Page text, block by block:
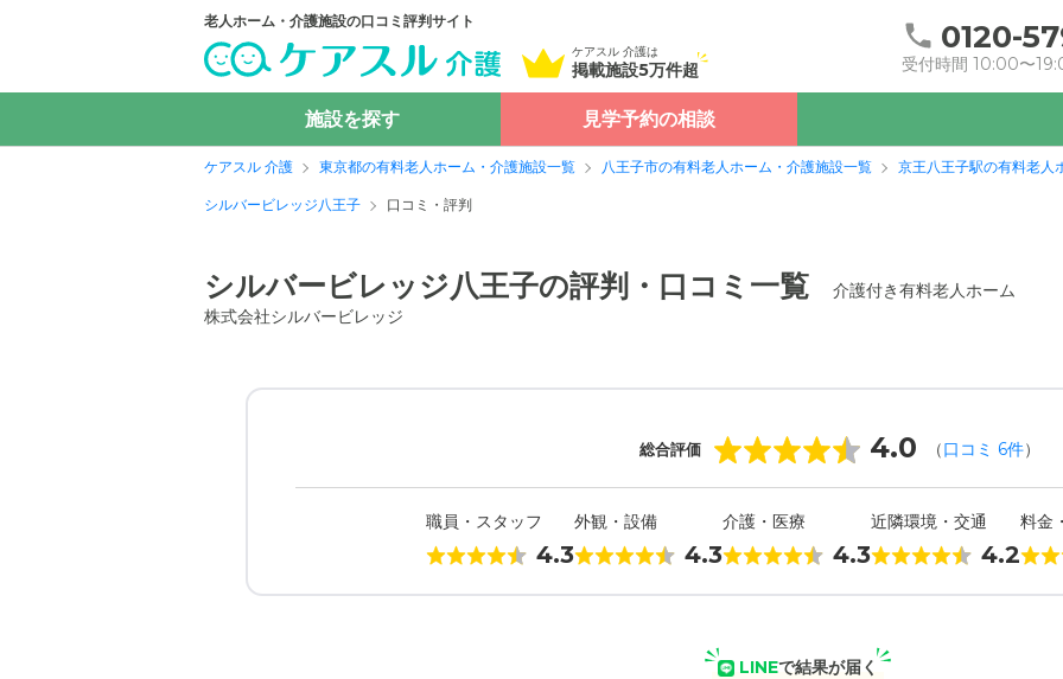
老人ホーム・介護施設の口コミ評判サイト
ケアスル 介護は
掲載施設5万件超
0120-
受付時間 10:00〜
施設を探す 見学予約の相談
ケアスル 介護 東京都の有料老人ホーム・介護施設一覧 八王子市の有料老人ホーム・介護施設一覧 京王八王子駅の有料老人
シルバービレッジ八王子 口コミ・評判
シルバービレッジ八王子の評判・口コミ一覧
介護付き有料老人ホーム
株式会社シルバービレッジ
総合評価 4.0 （口コミ 6件）
職員・スタッフ
4.3
外観・設備
4.3
介護・医療
4.3
近隣環境・交通
4.2
料金
LINEで結果が届く